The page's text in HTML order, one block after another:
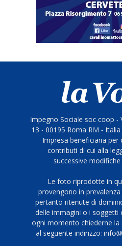
Impegno Sociale soc coop -
13 - 00195 Roma RM -
Impresa beneficiaria per
contributi di cui alla
successive
Le foto riprodotte in
provengono in
pertanto ritenute di
delle immagini o i soggetti
ogni momento chiederne
al seguente indirizzo: